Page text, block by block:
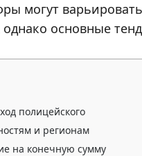
могут
однако основные
полицейского
и регионам
на конечную сумму